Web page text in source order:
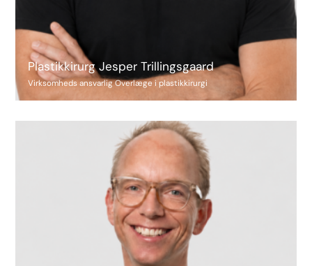
Plastikkirurg Jesper Trillingsgaard
Virksomheds ansvarlig Overlæge i plastikkirurgi